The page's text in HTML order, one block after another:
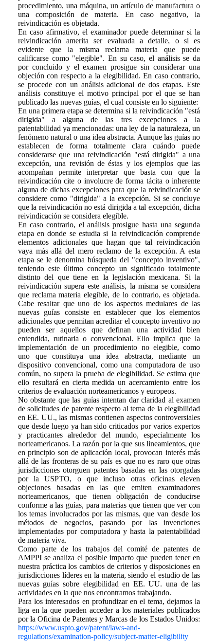
procedimiento, una máquina, un artículo de manufactura o
una composición de materia. En caso negativo, la
reivindicación es objetada.
En caso afirmativo, el examinador puede determinar si la
reivindicación amerita ser evaluada a detalle, o si es
evidente que la misma reclama materia que puede
calificarse como "elegible". En su caso, el análisis se da
por concluido y el examen prosigue sin considerar una
objeción con respecto a la elegibilidad. En caso contrario,
se procede con un análisis adicional de dos etapas. Este
análisis constituye el motivo principal por el que se han
publicado las nuevas guías, el cual consiste en lo siguiente:
En una primera etapa se determina si la reivindicación "está
dirigida" a alguna de las tres excepciones a la
patentabilidad ya mencionadas: una ley de la naturaleza, un
fenómeno natural o una idea abstracta. Aunque las guías no
establecen de forma totalmente clara cuándo puede
considerarse que una reivindicación "está dirigida" a una
excepción, una revisión de éstas y los ejemplos que las
acompañan permite interpretar que basta con que la
reivindicación cite o involucre de forma tácita o inherente
alguna de dichas excepciones para que la reivindicación se
considere como "dirigida" a la excepción. Si se concluye
que la reivindicación no está dirigida a tal excepción, dicha
reivindicación se considera elegible.
En caso contrario, el análisis prosigue hasta una segunda
etapa en donde se estudia si la reivindicación comprende
elementos adicionales que hagan que tal reivindicación
vaya más allá del mero reclamo de la excepción. A esta
etapa se le denomina búsqueda del "concepto inventivo",
teniendo este último concepto un significado totalmente
distinto del que tiene en la legislación mexicana. Si la
reivindicación supera este análisis, la misma se considera
que reclama materia elegible, de lo contrario, es objetada.
Cabe resaltar que uno de los aspectos medulares de las
nuevas guías consiste en establecer que los elementos
adicionales que permitan acreditar el concepto inventivo no
pueden ser aquellos que definan una actividad bien
entendida, rutinaria o convencional. Ello implica que la
implementación de un procedimiento no elegible, como
uno que constituya una idea abstracta, mediante un
dispositivo convencional, como una computadora de uso
común, no supera la prueba de elegibilidad. Se estima que
ello resultará en cierta medida un acercamiento entre los
criterios de evaluación norteamericanos y europeos.
No obstante que las guías intentan dar claridad al examen
de solicitudes de patente respecto al tema de la elegibilidad
en EE. UU., las mismas contienen aspectos controversiales
que desde luego ya han sido criticados por varios expertos
y practicantes alrededor del mundo, especialmente los
norteamericanos. La razón por la que sus lineamientos, que
en principio son de aplicación local, provocan interés más
allá de las fronteras de su país es que no es raro que otras
jurisdicciones otorguen patentes basadas en las otorgadas
por la USPTO, o que incluso otras oficinas eleven
objeciones basadas en las que emiten examinadores
norteamericanos, que tienen obligación de conducirse
conforme a las guías, para materias que tienen que ver con
los temas involucrados por las mismas, que van desde los
métodos de negocios, pasando por las invenciones
implementadas por computadora y hasta la patentabilidad
de materia viva.
Como parte de los trabajos del comité de patentes de
AMPPI se analiza el posible impacto que pueden tener en
nuestra práctica los cambios de criterios y disposiciones en
jurisdicciones líderes en la materia, siendo el estudio de las
nuevas guías sobre elegibilidad en EE. UU. una de las
actividades en la que nos encontramos trabajando.
Para los interesados en profundizar en el tema, dejamos la
liga en la que pueden acceder a los materiales publicados
por la Oficina de Patentes y Marcas de los Estados Unidos:
https://www.uspto.gov/patent/laws-and-
regulations/examination-policy/subject-matter-eligibility